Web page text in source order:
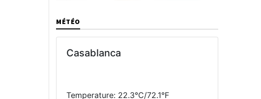
MÉTÉO
Casablanca
Temperature: 22.3°C/72.1°F